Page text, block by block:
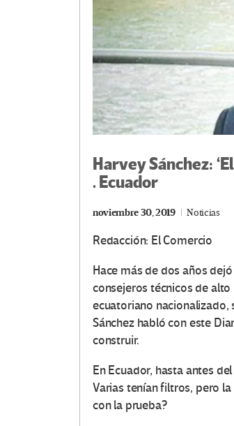
Harvey Sánchez:
. Ecuador
noviembre 30, 2019 Noticias
Redacción: El Comercio
Hace más de dos años
consejeros técnicos de
ecuatoriano nacionalizado,
Sánchez habló con este
construir.
En Ecuador, hasta antes
Varias tenían filtros, pero
con la prueba?